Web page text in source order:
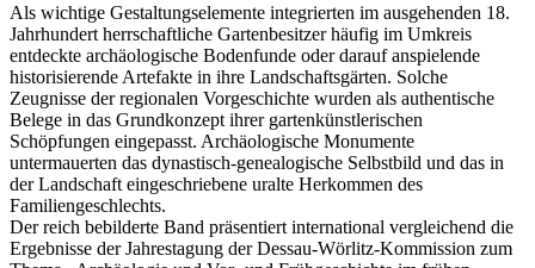
Als wichtige Gestaltungselemente integrierten im ausgehenden 18.
Jahrhundert herrschaftliche Gartenbesitzer häufig im Umkreis
entdeckte archäologische Bodenfunde oder darauf anspielende
historisierende Artefakte in ihre Landschaftsgärten. Solche
Zeugnisse der regionalen Vorgeschichte wurden als authentische
Belege in das Grundkonzept ihrer gartenkünstlerischen
Schöpfungen eingepasst. Archäologische Monumente
untermauerten das dynastisch-genealogische Selbstbild und das in
der Landschaft eingeschriebene uralte Herkommen des
Familiengeschlechts.
Der reich bebilderte Band präsentiert international vergleichend die
Ergebnisse der Jahrestagung der Dessau-Wörlitz-Kommission zum